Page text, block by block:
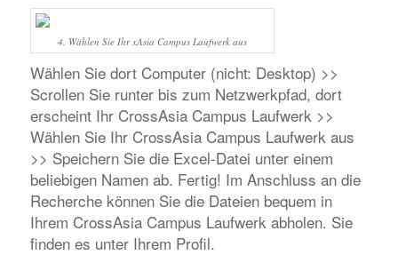
4. Wählen Sie Ihr xAsia Campus Laufwerk aus
Wählen Sie dort Computer (nicht: Desktop) >>
Scrollen Sie runter bis zum Netzwerkpfad, dort
erscheint Ihr CrossAsia Campus Laufwerk >>
Wählen Sie Ihr CrossAsia Campus Laufwerk aus
>> Speichern Sie die Excel-Datei unter einem
beliebigen Namen ab. Fertig! Im Anschluss an die
Recherche können Sie die Dateien bequem in
Ihrem CrossAsia Campus Laufwerk abholen. Sie
finden es unter Ihrem Profil.